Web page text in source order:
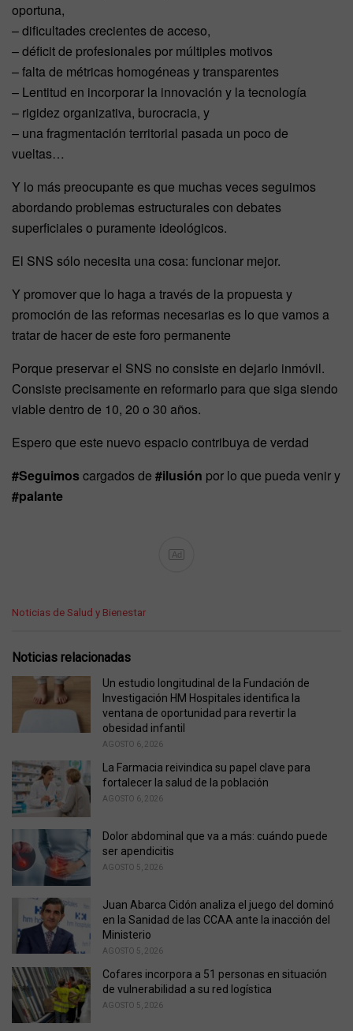
oportuna,
– dificultades crecientes de acceso,
– déficit de profesionales por múltiples motivos
– falta de métricas homogéneas y transparentes
– Lentitud en incorporar la innovación y la tecnología
– rigidez organizativa, burocracia, y
– una fragmentación territorial pasada un poco de
vueltas…
Y lo más preocupante es que muchas veces seguimos
abordando problemas estructurales con debates
superficiales o puramente ideológicos.
El SNS sólo necesita una cosa: funcionar mejor.
Y promover que lo haga a través de la propuesta y
promoción de las reformas necesarias es lo que vamos a
tratar de hacer de este foro permanente
Porque preservar el SNS no consiste en dejarlo inmóvil.
Consiste precisamente en reformarlo para que siga siendo
viable dentro de 10, 20 o 30 años.
Espero que este nuevo espacio contribuya de verdad
#Seguimos cargados de #ilusión por lo que pueda venir y
#palante
Ad
C
e
Noticias de Salud y Bienestar
Noticias relacionadas
Un estudio longitudinal de la Fundación de
Investigación HM Hospitales identifica la
ventana de oportunidad para revertir la
obesidad infantil
AGOSTO 6, 2026
La Farmacia reivindica su papel clave para
fortalecer la salud de la población
AGOSTO 6, 2026
Dolor abdominal que va a más: cuándo puede
ser apendicitis
AGOSTO 5, 2026
Juan Abarca Cidón analiza el juego del dominó
en la Sanidad de las CCAA ante la inacción del
Ministerio
AGOSTO 5, 2026
Cofares incorpora a 51 personas en situación
de vulnerabilidad a su red logística
AGOSTO 5, 2026